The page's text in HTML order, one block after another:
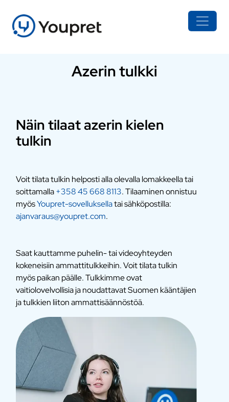
Azerin tulkki
Näin tilaat azerin kielen
tulkin
Voit tilata tulkin helposti alla olevalla lomakkeella tai
soittamalla+358 45 668 8113. Tilaaminen onnistuu
myösYoupret-sovelluksellatai sähköpostilla:
ajanvaraus@youpret.com.
Saat kauttamme puhelin- tai videoyhteyden
kokeneisiin ammattitulkkeihin. Voit tilata tulkin
myös paikan päälle. Tulkkimme ovat
vaitiolovelvollisia ja noudattavat Suomen kääntäjien
ja tulkkien liiton ammattisäännöstöä.